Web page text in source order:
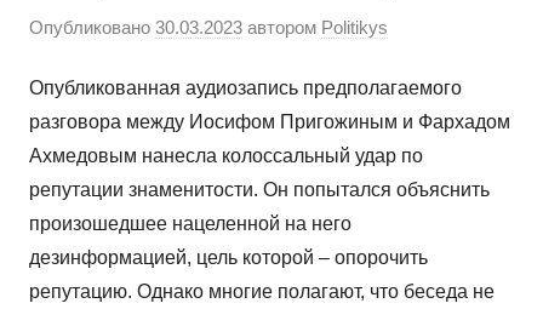
Опубликовано 30.03.2023 автором Politikys
Опубликованная аудиозапись предполагаемого
разговора между Иосифом Пригожиным и Фархадом
Ахмедовым нанесла колоссальный удар по
репутации знаменитости. Он попытался объяснить
произошедшее нацеленной на него
дезинформацией, цель которой – опорочить
репутацию. Однако многие полагают, что беседа не